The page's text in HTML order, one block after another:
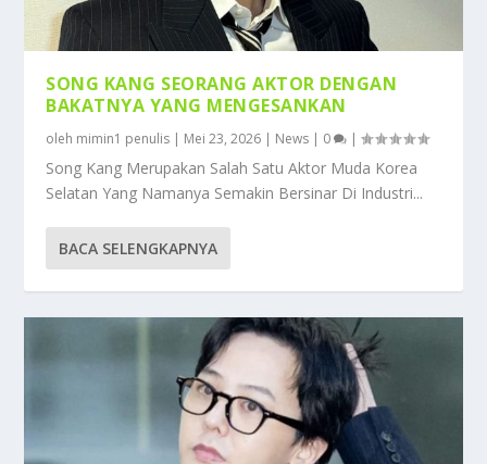
SONG KANG SEORANG AKTOR DENGAN
BAKATNYA YANG MENGESANKAN
oleh mimin1 penulis | Mei 23, 2026 | News | 0 |
Song Kang Merupakan Salah Satu Aktor Muda Korea
Selatan Yang Namanya Semakin Bersinar Di Industri...
BACA SELENGKAPNYA